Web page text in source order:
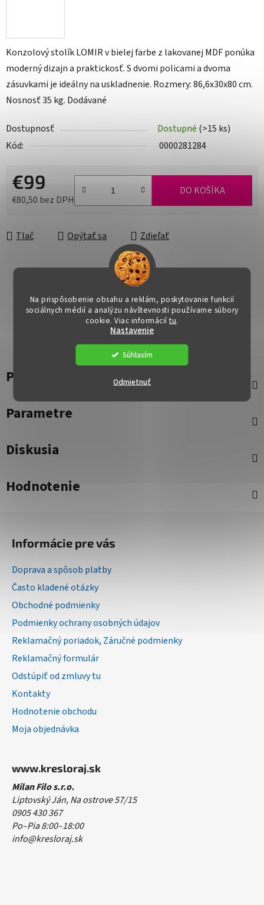
Na prispôsobenie obsahu a reklám, poskytovanie funkcií
sociálnych médií a analýzu návštevnosti používame súbory
cookie. Viac informáciítu.
Nastavenie
Odmietnuť
Súhlasím
Konzolový stolík LOMIR v bielej farbe z lakovanej MDF ponúka
moderný dizajn a praktickosť. S dvomi policami a dvoma
zásuvkami je ideálny na uskladnenie. Rozmery: 86,6x30x80 cm.
Nosnosť 35 kg. Dodávané
Dostupnosť Dostupné (>15 ks)
Kód:
0000281284
€99
€80,50 bez DPH
DO KOŠÍKA
Tlač Opýtať sa Zdieľať
Popis
Parametre
Diskusia
Hodnotenie
Informácie pre vás
Doprava a spôsob platby
Často kladené otázky
Obchodné podmienky
Podmienky ochrany osobných údajov
Reklamačný poriadok, Záručné podmienky
Reklamačný formulár
Odstúpiť od zmluvy tu
Kontakty
Hodnotenie obchodu
Moja objednávka
www.kresloraj.sk
Milan Filo s.r.o.
Liptovský Ján, Na ostrove 57/15
0905 430 367
Po–Pia 8:00–18:00
info@kresloraj.sk